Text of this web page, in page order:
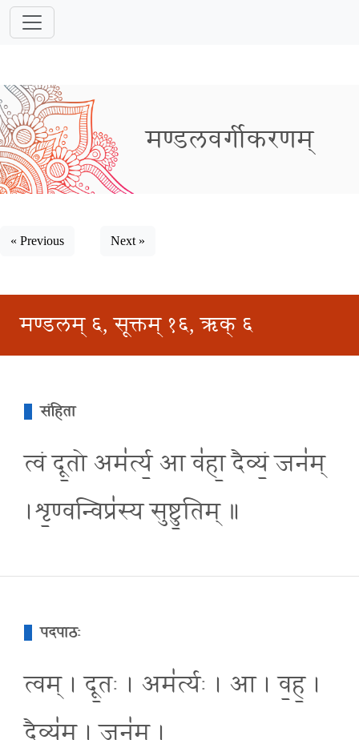
मण्डलवर्गीकरणम्
« Previous Next »
मण्डलम् ६, सूक्तम् १६, ऋक् ६
संहिता
त्वं दू॒तो अम॑र्त्य॒ आ व॑हा॒ दैव्यं॒ जन॑म्
।शृ॒ण्वन्विप्र॑स्य सुष्टु॒तिम् ॥
पदपाठः
त्वम् । दू॒तः । अम॑र्त्यः । आ । व॒ह॒ ।
दैव्य॑म् । जन॑म् ।